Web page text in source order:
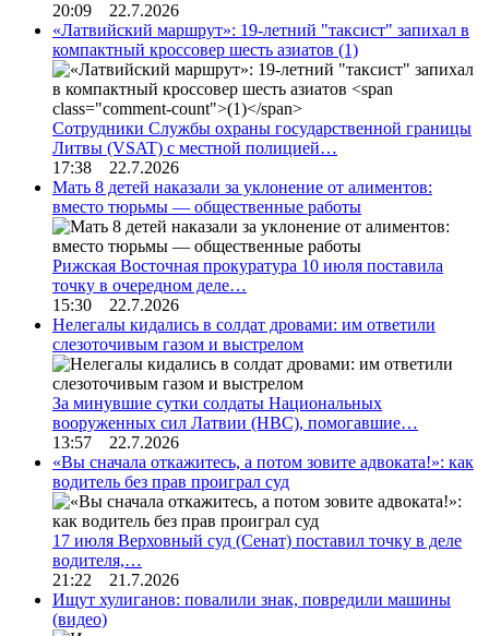
20:09 22.7.2026
«Латвийский маршрут»: 19-летний "таксист" запихал в
компактный кроссовер шесть азиатов (1)
Сотрудники Службы охраны государственной границы
Литвы (VSAT) с местной полицией…
17:38 22.7.2026
Мать 8 детей наказали за уклонение от алиментов:
вместо тюрьмы — общественные работы
Рижская Восточная прокуратура 10 июля поставила
точку в очередном деле…
15:30 22.7.2026
Нелегалы кидались в солдат дровами: им ответили
слезоточивым газом и выстрелом
За минувшие сутки солдаты Национальных
вооруженных сил Латвии (НВС), помогавшие…
13:57 22.7.2026
«Вы сначала откажитесь, а потом зовите адвоката!»: как
водитель без прав проиграл суд
17 июля Верховный суд (Сенат) поставил точку в деле
водителя,…
21:22 21.7.2026
Ищут хулиганов: повалили знак, повредили машины
(видео)